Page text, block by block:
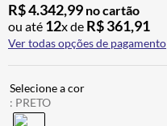
R$4.342,99 no cartão
ou até 12x de R$361,91
Ver todas opções de pagamento
: PRETO